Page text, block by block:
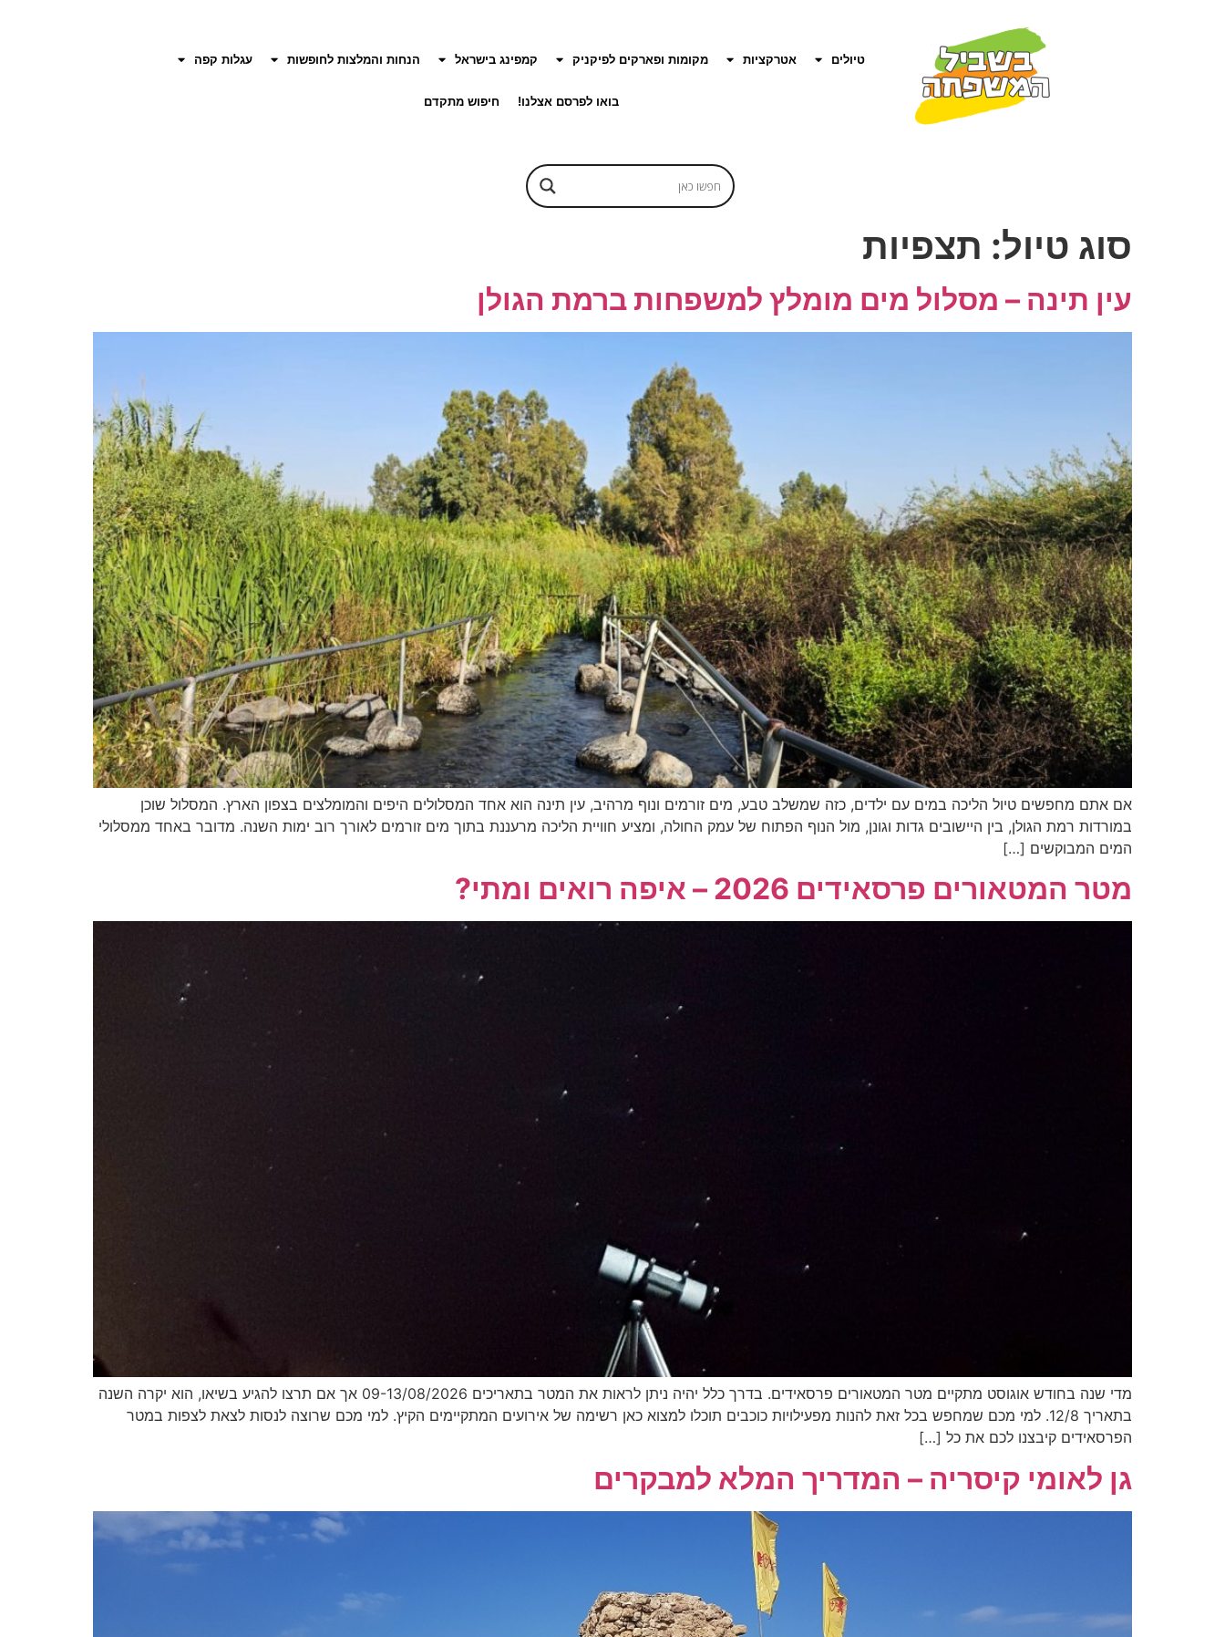
טיולים אטרקציות מקומות ופארקים לפיקניק קמפינג בישראל הנחות והמלצות לחופשות עגלות קפה
בואו לפרסם אצלנו! חיפוש מתקדם
סוג טיול: תצפיות
עין תינה – מסלול מים מומלץ למשפחות ברמת הגולן
אם אתם מחפשים טיול הליכה במים עם ילדים, כזה שמשלב טבע, מים זורמים ונוף מרהיב, עין תינה הוא אחד המסלולים היפים והמומלצים בצפון הארץ. המסלול שוכן
במורדות רמת הגולן, בין היישובים גדות וגונן, מול הנוף הפתוח של עמק החולה, ומציע חוויית הליכה מרעננת בתוך מים זורמים לאורך רוב ימות השנה. מדובר באחד ממסלולי
המים המבוקשים […]
מטר המטאורים פרסאידים 2026 – איפה רואים ומתי?
מדי שנה בחודש אוגוסט מתקיים מטר המטאורים פרסאידים. בדרך כלל יהיה ניתן לראות את המטר בתאריכים 09-13/08/2026 אך אם תרצו להגיע בשיאו, הוא יקרה השנה
בתאריך 12/8. למי מכם שמחפש בכל זאת להנות מפעילויות כוכבים תוכלו למצוא כאן רשימה של אירועים המתקיימים הקיץ. למי מכם שרוצה לנסות לצאת לצפות במטר
הפרסאידים קיבצנו לכם את כל […]
גן לאומי קיסריה – המדריך המלא למבקרים